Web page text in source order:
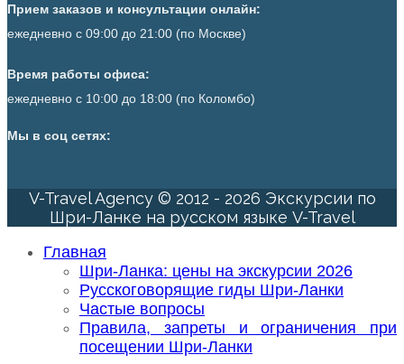
Прием заказов и консультации онлайн:
ежедневно с 09:00 до 21:00 (по Москве)
Время работы офиса:
ежедневно с 10:00 до 18:00 (по Коломбо)
Мы в соц сетях:
V-Travel Agency © 2012 - 2026 Экскурсии по
Шри-Ланке на русском языке V-Travel
Главная
Шри-Ланка: цены на экскурсии 2026
Русскоговорящие гиды Шри-Ланки
Частые вопросы
Правила, запреты и ограничения при
посещении Шри-Ланки